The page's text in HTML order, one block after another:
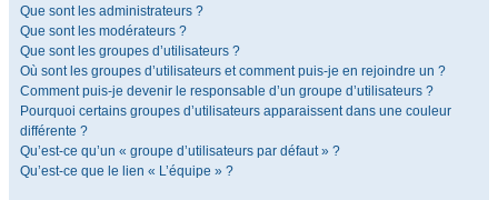
Que sont les administrateurs ?
Que sont les modérateurs ?
Que sont les groupes d’utilisateurs ?
Où sont les groupes d’utilisateurs et comment puis-je en rejoindre un ?
Comment puis-je devenir le responsable d’un groupe d’utilisateurs ?
Pourquoi certains groupes d’utilisateurs apparaissent dans une couleur
différente ?
Qu’est-ce qu’un « groupe d’utilisateurs par défaut » ?
Qu’est-ce que le lien « L’équipe » ?